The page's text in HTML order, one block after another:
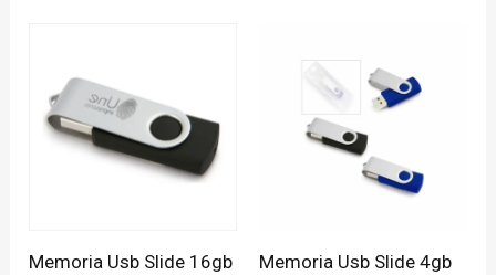
Memoria Usb Slide 16gb Memoria Usb Slide 4gb